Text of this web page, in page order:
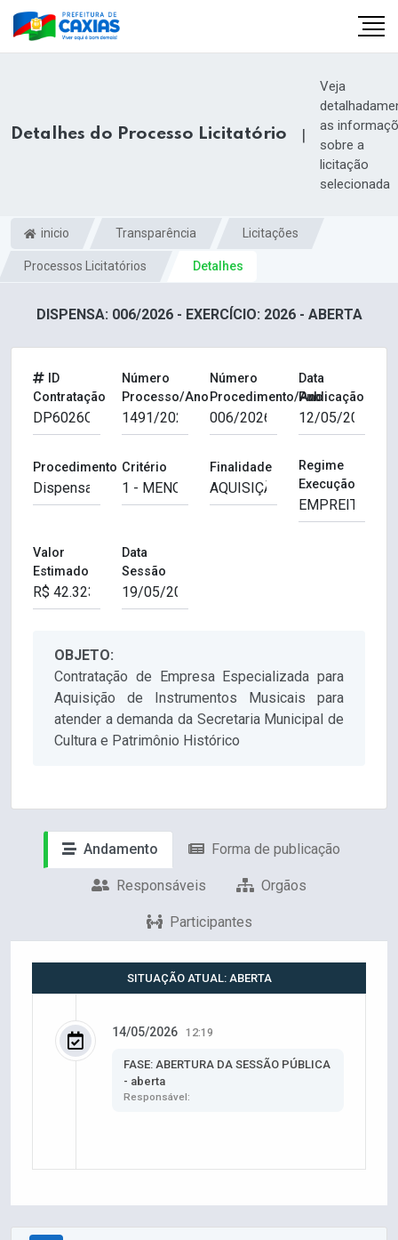
Detalhes do Processo Licitatório |
Veja
as
sobre a
licitação
selecionada
inicio Transparência Licitações
Processos Licitatórios Detalhes
DISPENSA: 006/2026 - EXERCÍCIO: 2026 - ABERTA
ID
Contratação
Número
Processo/Ano
Número
Procedimento/Ano
Data
Publicação
Procedimento Critério Finalidade
Regime
Execução
Valor
Estimado
Data
Sessão
OBJETO:
Contratação de Empresa Especializada para
Aquisição de Instrumentos Musicais para
atender a demanda da Secretaria Municipal de
Cultura e Patrimônio Histórico
Andamento Forma de publicação
Responsáveis Orgãos
Participantes
SITUAÇÃO ATUAL: ABERTA
14/05/2026 12:19
FASE: ABERTURA DA SESSÃO PÚBLICA
- aberta
Responsável: